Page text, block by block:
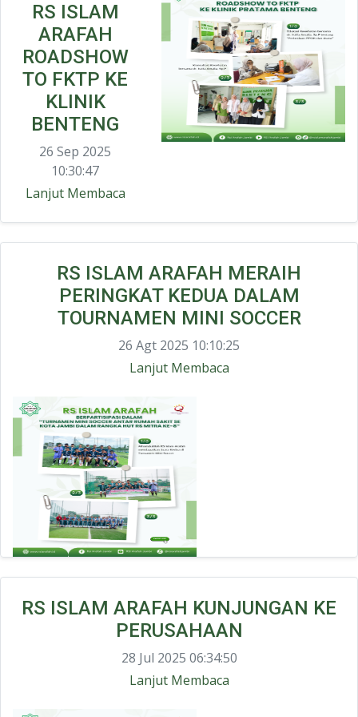
RS ISLAM
ARAFAH
ROADSHOW
TO FKTP KE
KLINIK
BENTENG
26 Sep 2025
10:30:47
Lanjut Membaca
RS ISLAM ARAFAH MERAIH
PERINGKAT KEDUA DALAM
TOURNAMEN MINI SOCCER
26 Agt 2025 10:10:25
Lanjut Membaca
RS ISLAM ARAFAH KUNJUNGAN KE
PERUSAHAAN
28 Jul 2025 06:34:50
Lanjut Membaca